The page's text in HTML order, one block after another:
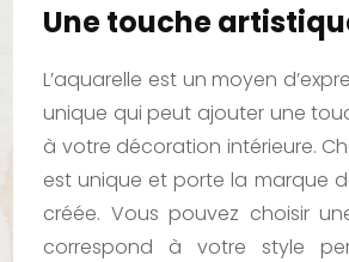
Une touche
L’aquarelle est un moyen
unique qui peut ajouter une
à votre décoration intérieure.
est unique et porte la marque
créée. Vous pouvez choisir
correspond à votre style